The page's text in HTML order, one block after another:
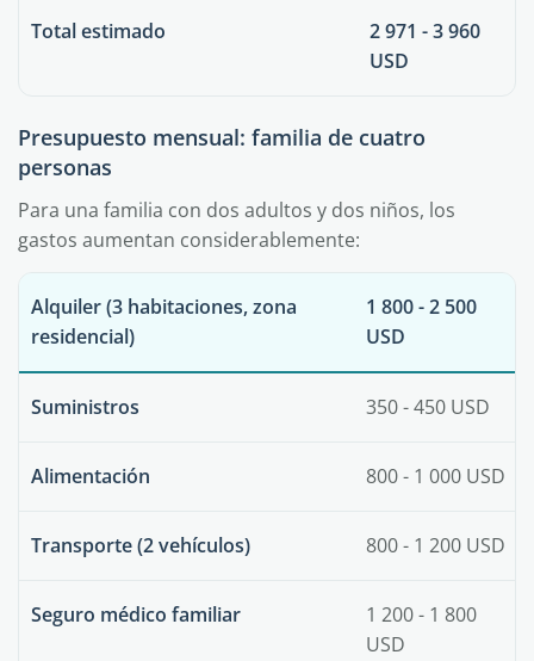
Total estimado
2 971 - 3 960
USD
Presupuesto mensual: familia de cuatro
personas
Para una familia con dos adultos y dos niños, los
gastos aumentan considerablemente:
Alquiler (3 habitaciones, zona
residencial)
1 800 - 2 500
USD
Suministros 350 - 450 USD
Alimentación 800 - 1 000 USD
Transporte (2 vehículos) 800 - 1 200 USD
Seguro médico familiar
1 200 - 1 800
USD